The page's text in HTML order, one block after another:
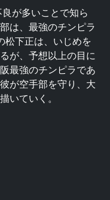
が多いことで知ら
は、最強のチンピラ
松下正は、いじめを
が、予想以上の目に
最強のチンピラであ
が空手部を守り、大
いていく。